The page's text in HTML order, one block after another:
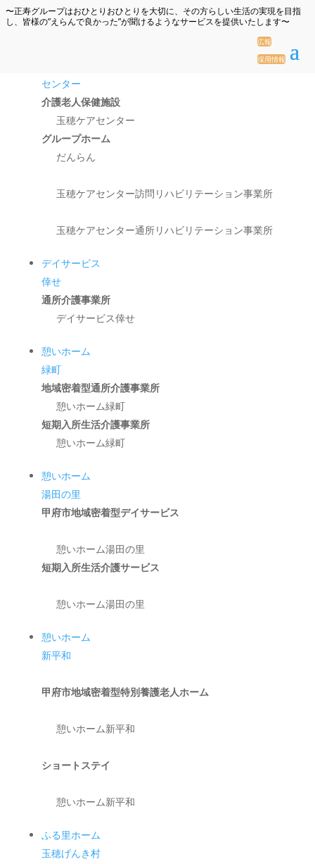
〜正寿グループはおひとりおひとりを大切に、その方らしい生活の実現を目指
し、皆様の”えらんで良かった”が聞けるようなサービスを提供いたします〜
広報
採用情報
センター
介護老人保健施設
玉穂ケアセンター
グループホーム
だんらん
玉穂ケアセンター訪問リハビリテーション事業所
玉穂ケアセンター通所リハビリテーション事業所
デイサービス
倖せ
通所介護事業所
デイサービス倖せ
憩いホーム
緑町
地域密着型通所介護事業所
憩いホーム緑町
短期入所生活介護事業所
憩いホーム緑町
憩いホーム
湯田の里
甲府市地域密着型デイサービス
憩いホーム湯田の里
短期入所生活介護サービス
憩いホーム湯田の里
憩いホーム
新平和
甲府市地域密着型特別養護老人ホーム
憩いホーム新平和
ショートステイ
憩いホーム新平和
ふる里ホーム
玉穂げんき村